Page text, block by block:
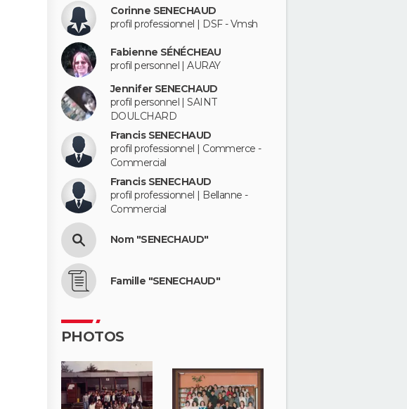
Corinne SENECHAUD
profil professionnel | DSF - Vmsh
Fabienne SÉNÉCHEAU
profil personnel | AURAY
Jennifer SENECHAUD
profil personnel | SAINT
DOULCHARD
Francis SENECHAUD
profil professionnel | Commerce -
Commercial
Francis SENECHAUD
profil professionnel | Bellanne -
Commercial
Nom "SENECHAUD"
Famille "SENECHAUD"
PHOTOS